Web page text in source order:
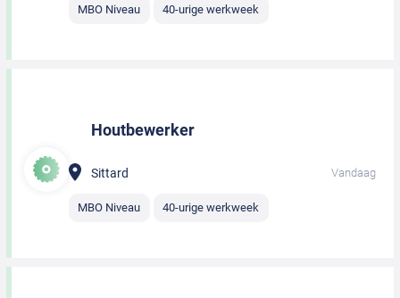
MBO Niveau 40-urige werkweek
Houtbewerker
Sittard Vandaag
MBO Niveau 40-urige werkweek